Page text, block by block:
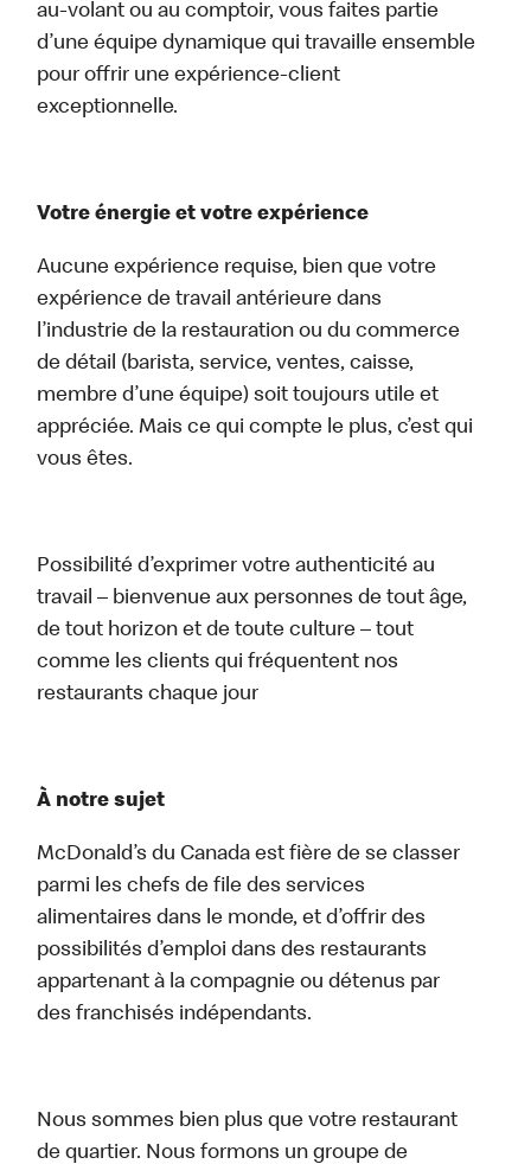
au-volant ou au comptoir, vous faites partie
d’une équipe dynamique qui travaille ensemble
pour offrir une expérience-client
exceptionnelle.
Votre énergie et votre expérience
Aucune expérience requise, bien que votre
expérience de travail antérieure dans
l’industrie de la restauration ou du commerce
de détail (barista, service, ventes, caisse,
membre d’une équipe) soit toujours utile et
appréciée. Mais ce qui compte le plus, c’est qui
vous êtes.
Possibilité d’exprimer votre authenticité au
travail – bienvenue aux personnes de tout âge,
de tout horizon et de toute culture – tout
comme les clients qui fréquentent nos
restaurants chaque jour
À notre sujet
McDonald’s du Canada est fière de se classer
parmi les chefs de file des services
alimentaires dans le monde, et d’offrir des
possibilités d’emploi dans des restaurants
appartenant à la compagnie ou détenus par
des franchisés indépendants.
Nous sommes bien plus que votre restaurant
de quartier. Nous formons un groupe de